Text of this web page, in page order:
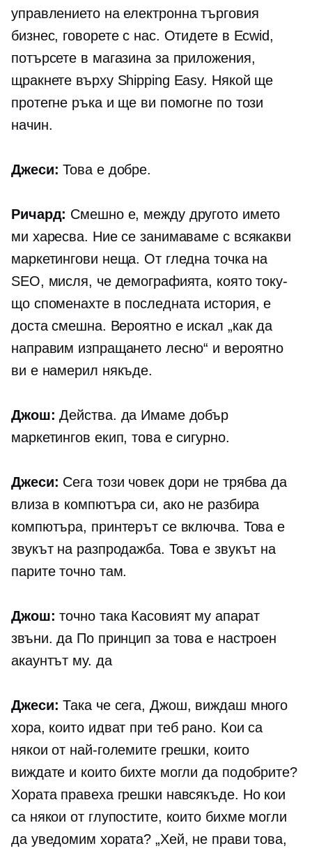
управлението наелектронна търговия
бизнес, говорете с нас. Отидете в Ecwid,
потърсете в магазина за приложения,
щракнете върху Shipping Easy. Някой ще
протегне ръка и ще ви помогне по този
начин.
Джеси: Това е добре.
Ричард: Смешно е, между другото името
ми харесва. Ние се занимаваме с всякакви
маркетингови неща. От гледна точка на
SEO, мисля, че демографията, която току-
що споменахте в последната история, е
доста смешна. Вероятно е искал „как да
направим изпращането лесно“ и вероятно
ви е намерил някъде.
Джош: Действа. да Имаме добър
маркетингов екип, това е сигурно.
Джеси: Сега този човек дори не трябва да
влиза в компютъра си, ако не разбира
компютъра, принтерът се включва. Това е
звукът на разпродажба. Това е звукът на
парите точно там.
Джош: точно така Касовият му апарат
звъни. да По принцип за това е настроен
акаунтът му. да
Джеси: Така че сега, Джош, виждаш много
хора, които идват при теб рано. Кои са
някои от най-големите грешки, които
виждате и които бихте могли да подобрите?
Хората правеха грешки навсякъде. Но кои
са някои от глупостите, които бихме могли
да уведомим хората? „Хей, не прави това,